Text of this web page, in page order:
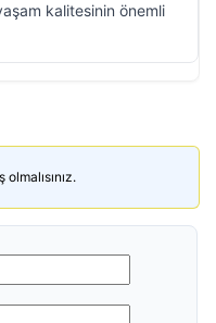
kalitesinin önemli